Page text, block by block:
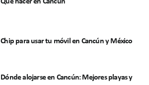
Chip para usar tu móvil en Cancún y México
Dónde alojarse en Cancún: Mejores playas y